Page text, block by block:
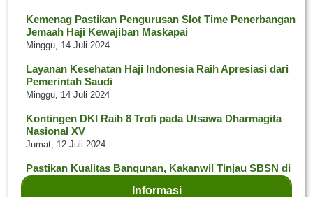
Informasi
Kemenag Pastikan Pengurusan Slot Time Penerbangan
Jemaah Haji Kewajiban Maskapai
Minggu, 14 Juli 2024
Layanan Kesehatan Haji Indonesia Raih Apresiasi dari
Pemerintah Saudi
Minggu, 14 Juli 2024
Kontingen DKI Raih 8 Trofi pada Utsawa Dharmagita
Nasional XV
Jumat, 12 Juli 2024
Pastikan Kualitas Bangunan, Kakanwil Tinjau SBSN di
Kab. Sukabumi